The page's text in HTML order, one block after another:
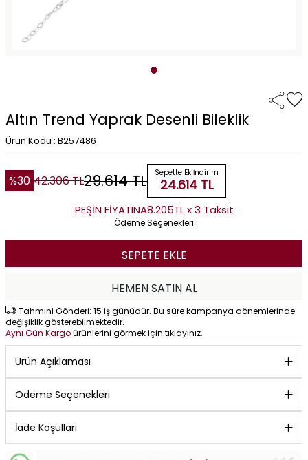
Altın Trend Yaprak Desenli Bileklik
Ürün Kodu : B257486
%30 42.306TL29.614TL Sepette Ek İndirim
24.614 TL
PEŞİN FİYATINA8.205TL x 3 Taksit
Ödeme Seçenekleri
SEPETE EKLE
HEMEN SATIN AL
Tahmini Gönderi: 15 iş günüdür. Bu süre kampanya dönemlerinde
değişiklik gösterebilmektedir.
Aynı Gün Kargoürünlerini görmek için tıklayınız.
Ürün Açıklaması
Ödeme Seçenekleri
İade Koşulları